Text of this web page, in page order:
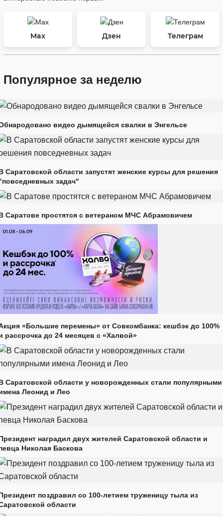
Max Дзен Телеграм
Популярное за неделю
видео дымящейся свалки в Энгельсе
Саратовской области запустят женские курсы для решения
задач"
Саратове простятся с ветераном МЧС Абрамовичем
«Большие перемены» от Совкомбанка: кешбэк до 100%
рассрочка до 24 месяцев с «Халвой»
Саратовской области у новорожденных стали популярными
Леонид и Лео
наградил двух жителей Саратовской области и
Николая Баскова
поздравил со 100-летием труженицу тыла из
области